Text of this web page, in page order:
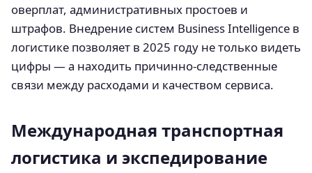
оверплат, административных простоев и
штрафов. Внедрение систем Business Intelligence в
логистике позволяет в 2025 году не только видеть
цифры — а находить причинно-следственные
связи между расходами и качеством сервиса.
Международная транспортная
логистика и экспедирование